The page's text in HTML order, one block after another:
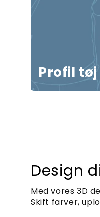
Profil tøj
Design
Med vores 3D
Skift farver,